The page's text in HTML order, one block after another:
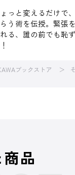
っと変えるだけで
う術を伝授。緊張
る、誰の前でも恥
ブックストア
品